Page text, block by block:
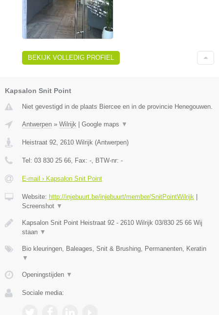
BEKIJK VOLLEDIG PROFIEL
Kapsalon Snit Point
Niet gevestigd in de plaats Biercee en in de provincie Henegouwen.
Antwerpen » Wilrijk | Google maps ▼
Heistraat 92 2610 Wilrijk (Antwerpen)
Tel: 03 830 25 66 , Fax: - , BTW-nr: -
E-mail › Kapsalon Snit Point
Website: http://injebuurt.be/injebuurt/member/SnitPointWilrijk |
Screenshot ▼
Kapsalon Snit Point Heistraat 92 - 2610 Wilrijk 03/830 25 66 Wij
staan ▼
Bio kleuringen, Baleages, Snit & Brushing, Permanenten, Keratin
▼
Openingstijden ▼
Sociale media: